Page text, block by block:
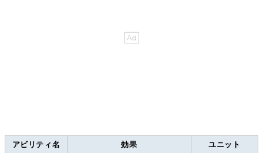
アビリティ名 効果 ユニット